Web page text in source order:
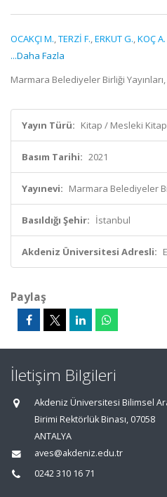
OCAKÇI M.,TERZİ F.,ERKUT G.,KOÇ A.
...Daha Fazla
Marmara Belediyeler Birliği
Yayın Türü: Kitap / Mesleki Kitap
Basım Tarihi: 2021
Yayınevi: Marmara Belediyeler
Basıldığı Şehir: İstanbul
Akdeniz Üniversitesi Adresli:
Paylaş
İletişim Bilgileri
Akdeniz Üniversitesi Bilimsel
Birimi Rektörlük Binası, 07058
ANTALYA
aves@akdeniz.edu.tr
0242 310 16 71